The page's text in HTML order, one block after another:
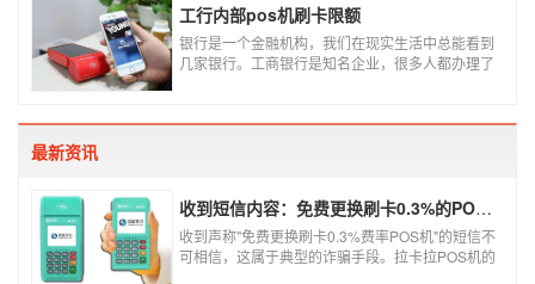
就很危险了，资金不到账、被盗刷的可能性大大增
加。
工行内部pos机刷卡限额
银行是一个金融机构，我们在现实生活中总能看到
几家银行。工商银行是知名企业，很多人都办理了
最新资讯
收到短信内容：免费更换刷卡0.3%的POS机，可以相信吗？
收到声称"免费更换刷卡0.3%费率POS机"的短信不
可相信，这属于典型的诈骗手段。拉卡拉POS机的